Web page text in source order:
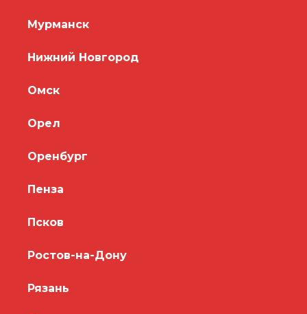
Мурманск
Нижний Новгород
Омск
Орел
Оренбург
Пенза
Псков
Ростов-на-Дону
Рязань